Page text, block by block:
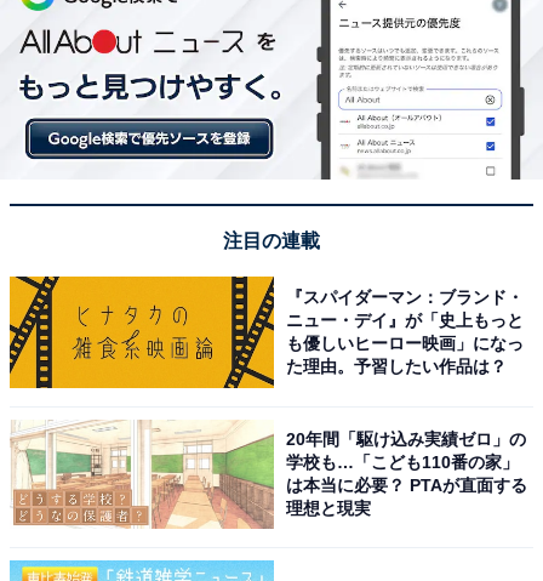
楽天トラベルで月末スペシャルオファーを見る
※掲載されている情報は記事公開時のものです。あらか
すると、売上の一部がオールアバウトに還元されること
があります。
この記事の執筆者： All About ニュース お買
いもの部
Amazonのセール商品から売れ筋ランキングまで、毎日のお買いも
のがもっと楽しく、もっとお得になる情報をお届け。編集部員によ
る独自レビューなど、ここでしか手に入らない情報も満載です。
...続きを読む
注目の連載
『スパイダーマン：ブランド・
ニュー・デイ』が「史上もっと
も優しいヒーロー映画」になっ
た理由。予習したい作品は？
20年間「駆け込み実績ゼロ」の
学校も…「こども110番の家」
は本当に必要？ PTAが直面する
理想と現実